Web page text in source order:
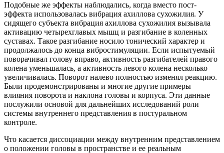
Подобные же эффекты наблюдались, когда вместо пост-
эффекта использовалась вибрация ахиллова сухожилия. У
сидящего субъекта вибрация ахиллова сухожилия вызывала
активацию четырехглавых мышц и разгибание в коленных
суставах. Такое разгибание носило тонический характер и
продолжалось до конца вибростимуляции. Если испытуемый
поворачивал голову вправо, активность разгибателей правого
колена уменьшалась, а активность левого колена несколько
увеличивалась. Поворот налево полностью изменял реакцию.
Были продемонстрированы и многие другие примеры
влияния поворота и наклона головы и корпуса. Эти данные
послужили основой для дальнейших исследований роли
системы внутреннего представления в постуральном
контроле.
Что касается диссоциации между внутренним представлением
о положении головы в пространстве и ее реальным